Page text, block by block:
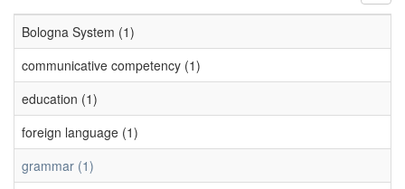
Bologna System (1)
communicative competency (1)
education (1)
foreign language (1)
grammar (1)